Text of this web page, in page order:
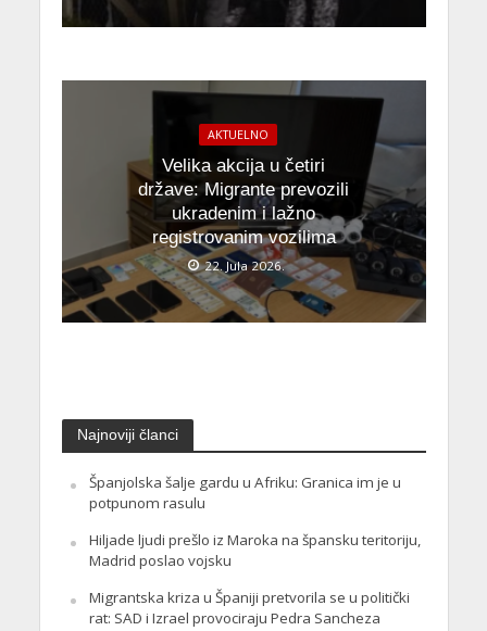
AKTUELNO
Velika akcija u četiri
države: Migrante prevozili
ukradenim i lažno
registrovanim vozilima
22. Jula 2026.
Najnoviji članci
Španjolska šalje gardu u Afriku: Granica im je u
potpunom rasulu
Hiljade ljudi prešlo iz Maroka na špansku teritoriju,
Madrid poslao vojsku
Migrantska kriza u Španiji pretvorila se u politički
rat: SAD i Izrael provociraju Pedra Sancheza